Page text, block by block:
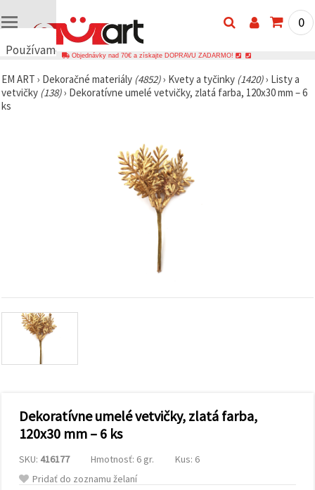
Používame
🍪
Používame
cookies a
zobrazovali
obsah a
reklamu, aj
s pomocou
partnerov
Môžete
súhlasiť s
používaním
súborov
cookie
kliknutím
0
Objednávky nad 70€ a získajte DOPRAVU ZADARMO!
EM ART › Dekoračné materiály (4852)› Kvety a tyčinky (1420)› Listy a
vetvičky (138)› Dekoratívne umelé vetvičky, zlatá farba, 120x30 mm – 6
ks
Dekoratívne umelé vetvičky, zlatá farba,
120x30 mm – 6 ks
SKU: 416177 Hmotnosť: 6 gr.
Kus: 6
Pridať do zoznamu želaní